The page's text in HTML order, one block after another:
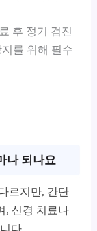
후 정기 검진
를 위해 필수
나 되나요
르지만, 간단
, 신경 치료나
다.